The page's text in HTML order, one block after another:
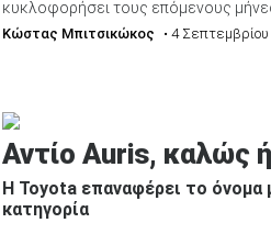
κυκλοφορήσει τους επόμενους
Κώστας Μπιτσικώκος • 4
Αντίο Auris, καλώς
Η Toyota επαναφέρει το όνομα
κατηγορία